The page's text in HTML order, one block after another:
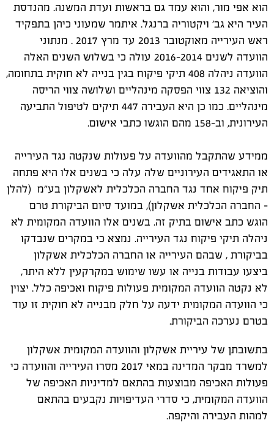
הוא אפי מור, והוא עמד גם בראשות ועדת המשנה. מהנדסת
העיר היא גב' ויקטוריה ברנגל. איתמר שמעוני כיהן בתפקיד
ראש העירייה מאוקטובר 2013 עד מרץ 2017 . מנתוני
הוועדה לשנים 2016-2014 עולה כי בשלוש השנים האלה
הוועדה ניהלה 408 תיקי פיקוח בגין בנייה לא חוקית בתחומה,
והוציאה 132 צווי הפסקה מינהליים ושלושה צווי הריסה
מינהליים. כמו כן היא העבירה 447 תיקים לטיפול התביעה
העירונית, וב-158 מהם הוגשו כתבי אישום.
ממידע שהתקבל מהוועדה על פעולות שנקטה נגד העירייה
או התאגידים העירוניים שלה עלה כי בשנים אלו היא פתחה
תיק פיקוח אחד נגד החברה הכלכלית לאשקלון בע"מ (להלן
- החברה הכלכלית אשקלון), במועד סיום הביקורת טרם
הוגש כתב אישום בתיק זה. בשנים אלו הוועדה המקומית לא
ניהלה תיקי פיקוח נגד העירייה. נמצא כי במקרים שנבדקו
בביקורת , שבהם העירייה או החברה הכלכלית אשקלון
ביצעו עבודות בנייה או עשו שימוש במקרקעין ללא היתר,
לא נקטה הוועדה המקומית פעולות פיקוח ואכיפה כלל. יצוין
כי הוועדה המקומית ידעה על חלק מבנייה לא חוקית זו עוד
בטרם נערכה הביקורת.
בתשובתן של עיריית אשקלון והוועדה המקומית אשקלון
למשרד מבקר המדינה במאי 2017 מסרו העירייה והוועדה כי
פעולות האכיפה מבוצעות בהתאם למדיניות האכיפה של
הוועדה המקומית, כי סדרי העדיפויות נקבעים בהתאם
למהות העבירה והיקפה.